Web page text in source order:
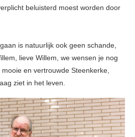
beluisterd moest worden door
is natuurlijk ook geen schande,
lieve Willem, we wensen je nog
en vertrouwde Steenkerke,
ziet in het leven.